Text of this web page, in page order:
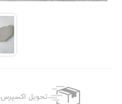
تحویل اکسپرس